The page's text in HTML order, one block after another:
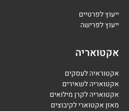
ייעוץ לפרטיים
ייעוץ לפרישה
אקטואריה
אקטוראיה לעסקים
אקטואריה לשאירים
אקטואריה לקרן מילואים
מאזן אקטוארי לקיבוצים